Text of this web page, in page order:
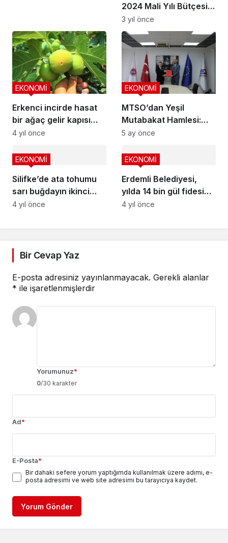
2024 Mali Yılı Bütçesini
1 Milyar 418 Milyon TL
İle Onayladı ve Mahalle
Muhtarlarına Ödenek
Artışı Yaptı!
3 yıl önce
Erkenci incirde hasat
bir ağaç gelir kapısı
oldu
EKONOMİ
4 yıl önce
MTSO’dan Yeşil
Mutabakat Hamlesi:
KOBİ’lere Rehberlik
EKONOMİ
5 ay önce
Silifke’de ata tohumu
sarı buğdayın ikinci
hasadı yapılıyor
EKONOMİ
4 yıl önce
Erdemli Belediyesi,
yılda 14 bin gül fidesi
üretiyor
EKONOMİ
4 yıl önce
Bir Cevap Yaz
E-posta adresiniz yayınlanmayacak. Gerekli alanlar
* ile işaretlenmişlerdir
Yorumunuz*
0/30 karakter
Ad*
E-Posta*
Bir dahaki sefere yorum yaptığımda kullanılmak üzere adımı, e-
posta adresimi ve web site adresimi bu tarayıcıya kaydet.
Yorum Gönder